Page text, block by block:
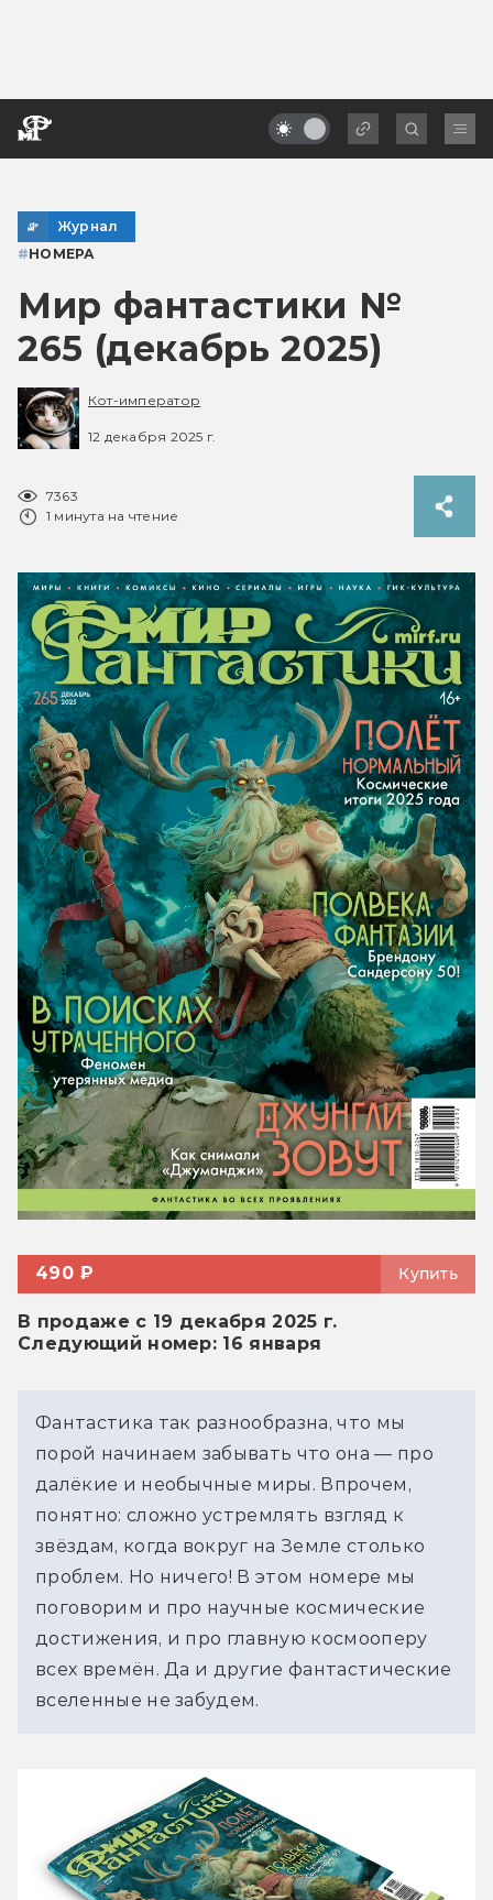
Журнал
#НОМЕРА
Мир фантастики №
265 (декабрь 2025)
Кот-император
12 декабря 2025 г.
7363
1 минута на чтение
490 ₽ Купить
В продаже с 19 декабря 2025 г.
Следующий номер: 16 января
Фантастика так разнообразна, что мы
порой начинаем забывать что она — про
далёкие и необычные миры. Впрочем,
понятно: сложно устремлять взгляд к
звёздам, когда вокруг на Земле столько
проблем. Но ничего! В этом номере мы
поговорим и про научные космические
достижения, и про главную космооперу
всех времён. Да и другие фантастические
вселенные не забудем.